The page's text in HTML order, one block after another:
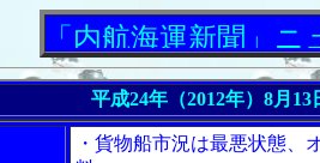
海運新聞」ニュース
平成24年（2012年）8月
・貨物船市況は最悪状態、